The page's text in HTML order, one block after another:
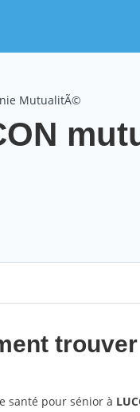
MutualitÃ©
trouver
santé pour sénior à